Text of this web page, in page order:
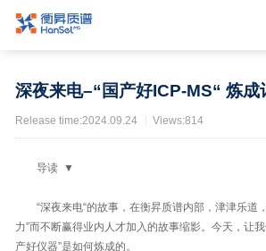
深夜来电–“国产好ICP-MS“ 炼成
Release time:2024.09.24 Views:814
导读 ▼
“深夜来电“的故事，在衡昇质谱内部，津津乐道
力”而不断赢得业内人才加入的故事缩影。今天，让
产好仪器”是如何炼成的。